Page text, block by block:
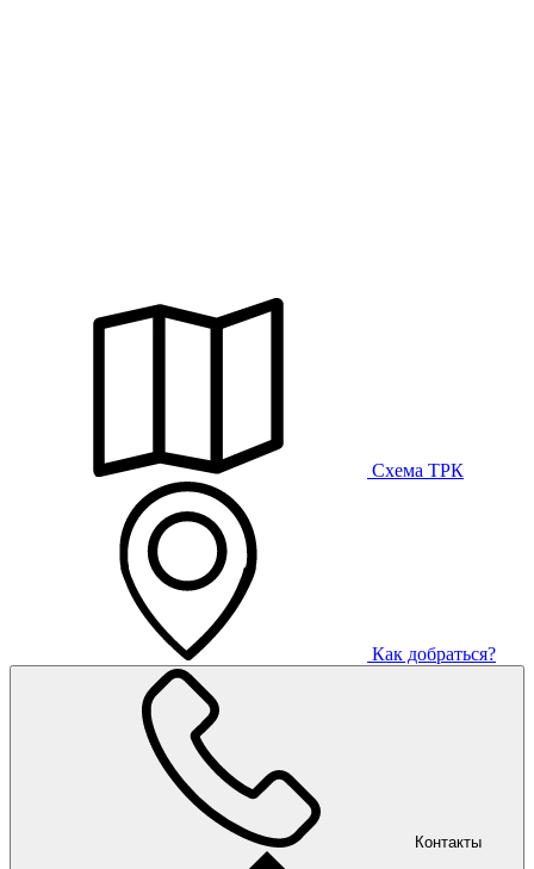
Схема ТРК
Как добраться?
Контакты